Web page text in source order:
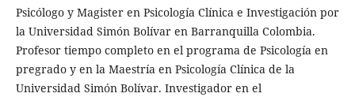
Psicólogo y Magister en Psicología Clínica e Investigación por
la Universidad Simón Bolívar en Barranquilla Colombia.
Profesor tiempo completo en el programa de Psicología en
pregrado y en la Maestría en Psicología Clínica de la
Universidad Simón Bolívar. Investigador en el